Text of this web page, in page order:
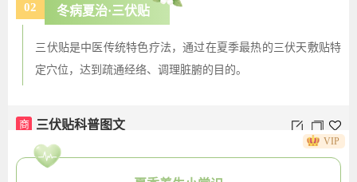
02 冬病夏治·三伏贴
三伏贴是中医传统特色疗法，通过在夏季最热的三伏天敷贴特
定穴位，达到疏通经络、调理脏腑的目的。
商 三伏贴科普图文
VIP